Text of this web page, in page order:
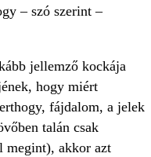
– szó szerint –
jellemző kockája
hogy miért
fájdalom, a jelek
talán csak
megint), akkor azt